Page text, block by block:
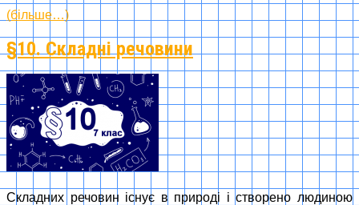
(більше…)
§10. Складні речовини
Складних речовин існує в природі і створено людиною